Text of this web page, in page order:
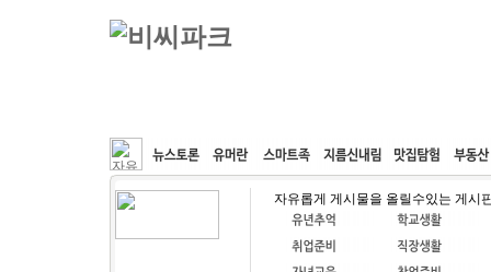
커뮤니티 속도패치 웹호스팅 공동구매
자유롭게 게시물을 올릴수있는 게시